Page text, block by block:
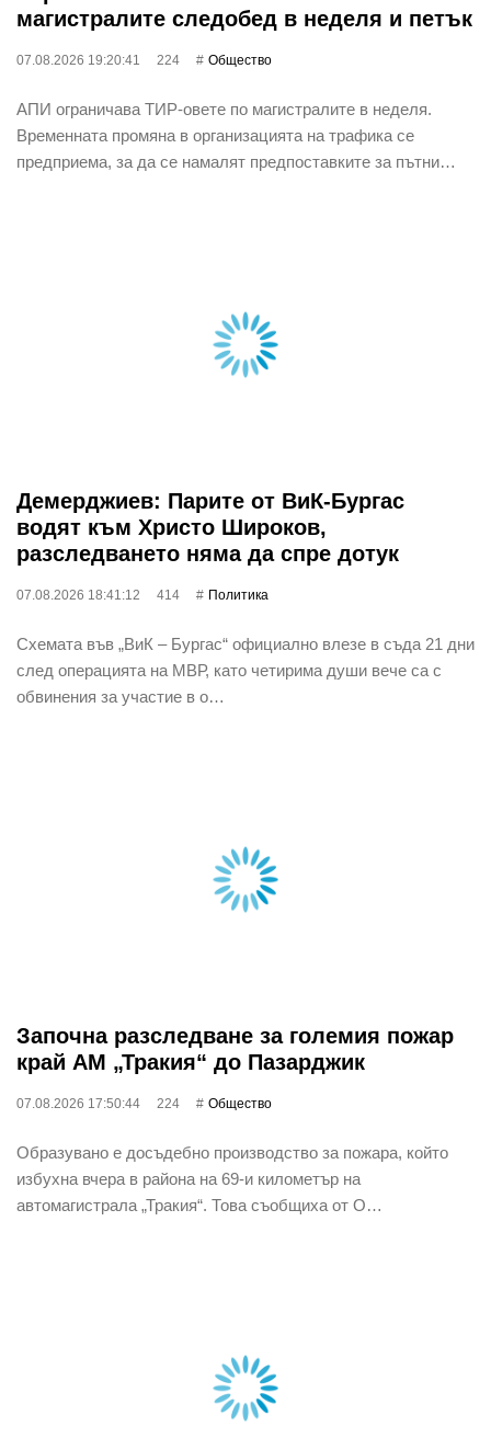
магистралите следобед в неделя и петък
07.08.2026 19:20:41 224 Общество
АПИ ограничава ТИР-овете по магистралите в неделя.
Временната промяна в организацията на трафика се
предприема, за да се намалят предпоставките за пътни…
Демерджиев: Парите от ВиК-Бургас
водят към Христо Широков,
разследването няма да спре дотук
07.08.2026 18:41:12 414 Политика
Схемата във „ВиК – Бургас“ официално влезе в съда 21 дни
след операцията на МВР, като четирима души вече са с
обвинения за участие в о…
Започна разследване за големия пожар
край АМ „Тракия“ до Пазарджик
07.08.2026 17:50:44 224 Общество
Образувано е досъдебно производство за пожара, който
избухна вчера в района на 69-и километър на
автомагистрала „Тракия“. Това съобщиха от О…